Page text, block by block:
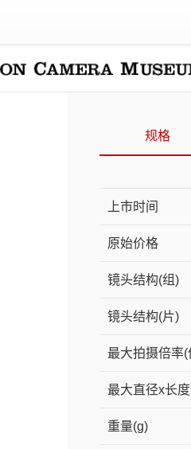
规格
上市时间
原始价格
镜头结构(组)
镜头结构(片)
最大拍摄倍率(
最大直径x长
重量(g)